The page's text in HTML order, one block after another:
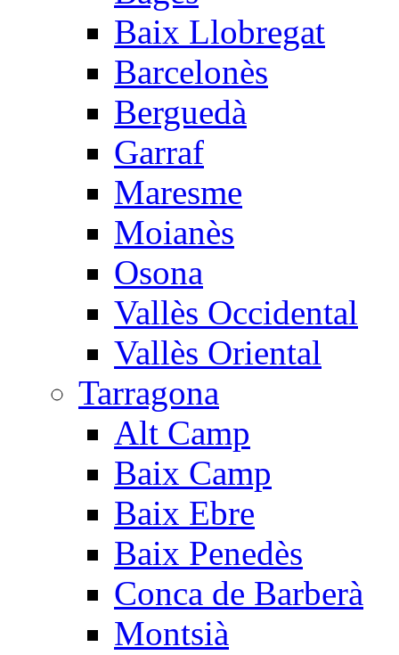
Baix Llobregat
Barcelonès
Berguedà
Garraf
Maresme
Moianès
Osona
Vallès Occidental
Vallès Oriental
Tarragona
Alt Camp
Baix Camp
Baix Ebre
Baix Penedès
Conca de Barberà
Montsià